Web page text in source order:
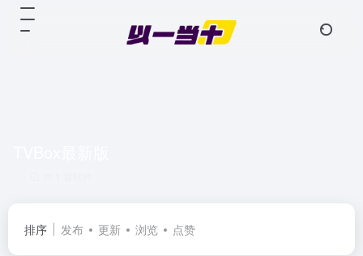
排序 发布 更新 浏览 点赞